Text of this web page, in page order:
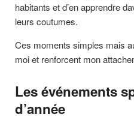
habitants et d’en apprendre
leurs coutumes.
Ces moments simples mais
moi et renforcent mon
Les événements
d’année